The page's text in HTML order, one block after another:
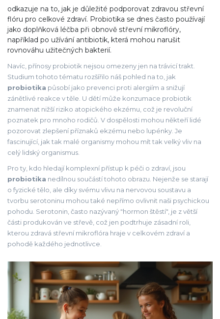
odkazuje na to, jak je důležité podporovat zdravou střevní
flóru pro celkové zdraví. Probiotika se dnes často používají
jako doplňková léčba při obnově střevní mikroflóry,
například po užívání antibiotik, která mohou narušit
rovnováhu užitečných bakterií.
Navíc, přínosy probiotik nejsou omezeny jen na trávicí trakt.
Studium tohoto tématu rozšířilo náš pohled na to, jak
probiotika působí jako prevenci proti alergiím a snižují
zánětlivé reakce v těle. U dětí může konzumace probiotik
znamenat nižší riziko atopického ekzému, což je revoluční
poznatek pro mnoho rodičů. V dospělosti mohou někteří lidé
pozorovat zlepšení příznaků ekzému nebo lupénky. Je
fascinující, jak tak malé organismy mohou mít tak velký vliv na
celý lidský organismus.
Pro ty, kdo hledají komplexní přístup k péči o zdraví, jsou
probiotika nedílnou součástí tohoto obrazu. Nejenže se starají
o fyzické tělo, ale díky svému vlivu na nervovou soustavu a
tvorbu serotoninu mohou také nepřímo ovlivnit naši psychickou
pohodu. Serotonin, často nazývaný "hormon štěstí", je z větší
části produkován ve střevě, což jen podtrhuje zásadní roli,
kterou zdravá střevní mikroflóra hraje v celkovém zdraví a
pohodě každého jednotlivce.